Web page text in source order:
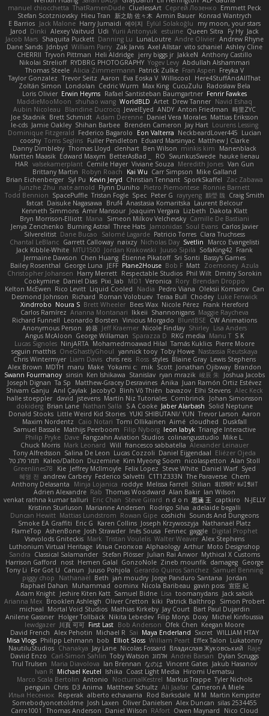
manuel chiocchetta ThatRamenDude CluelessArt Cергей Лозенко Emmett Peck
Stefan Scotzniovsky Hieu Tran 新之助 佐々木 Armin Bauer Konrad Wantrych
E Barrios Jack Malone Harry Jumaidi 에이지 Eylül Solakoğlu
my moon, your stars
Jarod Dinki Alexey Vaitvud Udi Yurii Antonyuk estuine Queen Sitra Fy Hy Jack
Jacob Mars Shaquita Puckett Danning Lu LunaLoutre Andre Olivier Andrew Rhyne
Dane Sands Jdnbyd William Parry Zak Jarvis Axel Allstar vito schaniel Ashley Cline
CHERRII Tryvon Pittman Heli Aldridge jerry biggs jr JakkeN Anthony Castillo
Nikolai Strelioff RYDBRG PHOTOGRAPHY Yogev Levy Abdullah Alshammari
Thomas Steele Alicia Zimmermann Patrick Zulke Fran Aspen Freyka V
Taylor Gonzalez Trevor Seitz Aaron Eva Eoska V Williscool
Here4StuffAndAllThat
Zoltán Simon
Londolan Cedric Wurm Max King CucuZulu
Radosław Bela
Loris Olivier Erwin Heyms Rafael Santisteban Baumgartner Fenrir Fawkes
MaddieMooMoon shuhao wang WorldBLD Artet Drew Tanner Navid Eshaq
Aubin Nicoleau
Blandine Ducrocq JewelEyed ANDY Anton Friedman 時里ZYC
Joe Stadnik Brett Schmidt Adam Derenne Daniel Vera Morales Mattias Eriksson
le-cds Jamie Oakley Shihan Barbee Brenden Cameron Jay Hart Lourens Lessing
Dominique Fitzgerald Federico Bagarolo Eon Valterra NeckbeardLover445 Lucian
cooshy Toms Seglins Fuller Pendleton Eduard Marsinyac Matthew J Clarke
Danny Dimbleby Thomas Lloyd clenhart Ben Wilson minkis kim
Manenblack
Martten Maasik Edward Maxym BetterAsBad _ RO SwunkusSwede hauke lienau
HAR valsekamerplant Cemile Høyer Viviane Souza Meredith Jones Van Gun
Brittany Martin Robyn Roach Kai Wu Carr Simpson Mike Galland
Brian Eichenberger Syl Pu Kevin Jeryd Christian Tennant SporkSkaffel
Zac Zabawa
Junzhe Zhu nate arnold Flynn Duniho Pietro Piemontese Ronnie Barnett
Todd Bennion SpacePuffle Tristan Fogle Spec Peter G rayryeng 鸝瑩 魏 Craig Smith
fatcat Daisuke Nagasawa Bruf4 Anastasia Komaritska Laurent Belcour
Kenneth Simmons Amir Mansour Joaquim Vergara Lizbeth Dakota Klatt
Bryn Morrison-Elliott Mana Simeon Milkov Velchevsky Camille De Bastiani
Jenya Zenchenko Burning Astral Three Hats Jamonidas Soul Evans Carlos Javier
Silverelitist Dane Bucao Salomé Lagarde Patricio Torres Clara Truchsess
Chantal LeBlanc Garrett Calloway nøixzy Nicholas Day Svetlin
Marco Evangelisti
Jack Kibble-White MTU1500 Jordan Krakowski Juuso Sipilä SofaKing42 Frank
Jermaine Dawson Chen Huang Étienne Pikatoff Sri Sonti Bassy's Games
Bailey Rosenthal George Luna JEFF Plane2House Bob F Matt Zoemoney Azula
Christopher Johansen Harry Merrett Respectable Studios Phil Wilt Dmitry Sorokin
Cookymine Daniel Dias Pixi_lab MD1 Veronica Rory Brendan Droppo
Kelton McEwen Rico Levitt Liquid Cooled Nadia Pedro Viana Oleksii Komarov Can
Desmond Johnson Richard Roman Volobuev Teraa Bull Chodey Luke Fenwick
Xindrrobo Noura S Brett Wheeler Bees Wax Nicole Pérez Frank Hereford
Carlos Ramírez Arianna Montanari Ikkeii Shannonigans Maggie Raycheva
Richard Funnell Leonardo Borsten Vinicius Morgado BluntBSE CW Animations
Anonymous Person 鈴葵 Jeff Kraemer Nicole Findlay Shirley Lisa Anders
Angus McAloon George Willaman Sparazza D RKG media Manu T S K
Lucas Signoles NinjARTA Mohamedmoawad Hilal Tamás Kuklics Pierre Moore
seguin matthis OneGhastlyGhoul yannick tooy Toby Howe Nastassia Reutskaya
Chris Wintermyer Liam Davis chris reis Ross styles Blaine Gray Lewis Stephens
Alex Brown MDTH maru Make Yokami c: mik Scott Jonathan Ojibway Brandon
Swann Fourmanoy sinsin Ken Ishikawa Stanislav ryan mrazik 峻辰 朱
Joshua Jacobs
Joseph Dignan Ta Sp Matthew-Gracey Desravines Anika Juan Ramón Ortiz Estévez
Shivam Ganju Anıl Çaylak JacobyO Bình Võ Thiên bavazov Elhi Stevens Alec Keck
halle stoeppler david jstevens Martín Niz Tutoriales Combrinck Johan Simonsson
dokiderg Brian Lane Nathan Salla S A Cooke Jaber Alarbash Solid Neptune
Donald Stooks Little Weird Kid Stories YUKI SHIBUTANI/ YUN Trevor Larson Aaron
Maxim Nordentz
Caio Notari Tomi Ollikainen Aimé cloudhed
Duskfall
Samuel Bassale Mathijs Peerboom Filip Nyborg leon labyk Triangle Interactive
Philip Pryke Dave Fangzahn Aviation Studios colinangusstudio Mike L.
Chuck Morris Mark Leonard Will francesco sabbatella Alexander Leinauer
Tony Alfredsson Salina De Leon Lucas Cozzoli Daniel Eijgendaal Eliézer Ojeda
תמר פלג טל
Kaleo/Dalton Duzemine Kim Myeong Soom nicolaspetton Alan Stoll
Greenlines78
Kie Jeffrey McIlmoyle Felix Lopez Steve White Daniel Warf Syed
혜영 전 andrew Carbery Federico Salvetti C1T1Z333N The Paraverse Chem
Anthony Delasanta
Minja Lojanica roddye Melissa Farrell Stilian ꌃ꒒ꀎꋪꋪꌩ ꀘꈤꀤꁅꃅ꓄
Adrien Alexandre Rab Thomas Woodward Alan Bakir Ian Wilson
venkat rathna kumar talluri
Eric Chan Steve Girard n d o n 思涵 王 captkiro
N-JELLY
Kristinn Sturluson Marianne Andersen Rodrigo Silva adelaide begalli
Duncan Hewitt Mattias Lundstrom Rowan Gipe coshichi Sounds And Dungeons
Smoke EA Graffiti Eric G Karen Collins Joseph Krzywoszyja Nathanaël Platz
FlameTop AshenBone Josh Strawder Inês Sousa Fennec gaggle Digital Prophet
Vsevolods Gniteckis Mark Tristan Voulelis Walter Weaver Alex Stephens
Luthonium Virtual Heritage Илья Снопков Alphaology Arthur Moto Designshop
Sandra Classical Salamander Stefan Plösser Julian Rai Anwor Mythical X Customs
Harrison Gafford
nost Hemen Galal GonzoNole Zineb mounfik damageg George
Tony Li For Got U Canun Juuso Pohjola Gerardo Quiros Sanchez Samuel Benning
piggy chop
Nathanaël Beth jan moudry Jorge Panduro Santana
Jordan
Raphael Dahan
Muhammad oominx Nicola Baribeau gavin poss 宣臣 紀
Adam Knight Jeshire Kiten Katt Samuel Bidne Lisa toomanydans Jack saksik
Arianna Mex Brooklen Ashleigh Oliver Cretton kiki Patrick Balthrop
Simon Probert
micheal Mortal Void Studios Mathias Kirkeby Jay Court Bart Paul Dujardin
Anilene Gassner Holger Tollbäck Nikita Lebedev Filip Morys Doxy Michel Kinfoussia
lewdgazer 川頁 可可 First Last Bob Anderson Ofek Chen Keegan Moore
David French Alex Pehotin Michael R Sai Maya Enderland Sxcret WILLIAM HTAY
Misa Vlogs Philipp Lehmann bob Elliot Sloss William Peart Effex Talon Lukatonny
NautiluStudios Chanakya Jay Lane Nicolas Fossard Владислав Жуковський
Raje
Daviid Enzo
Carl-Simon Sahlin Toby Watson אלמוג Andrei Barsan
Dylan Scruggs
Trul Trulsen
Maria Diavolova Ian Brennan なのは Vincent Gates Jakub Hasanov
Ivan R Michael Keutel Ishika Coast Light Media Hiromi Uematsu
Marco Scala Bertolin Antonio NocturnalKestrel Markus Trappe Tyler Nichols
penguin Chris D3 Anima Matthew Schultz Ali Jaafar Cameron A Miele
Илья Несенюк Reperak alberto echavarria Rod Barksdale M M Martin Kempster
Somebodyoncetoldme Josh Laxen Oliver Danielsen Alex Duncan silas 2534455
Carro1001
Thomas Anderson Daniel Wilson RAfort Owen Maynard
Nico Cloud